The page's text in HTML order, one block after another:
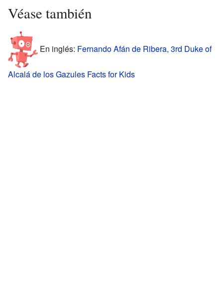
Véase también
En inglés: Fernando Afán de Ribera, 3rd Duke of
Alcalá de los Gazules Facts for Kids